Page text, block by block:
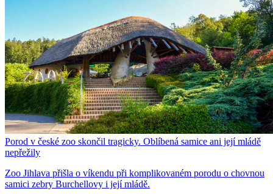
Porod v české zoo skončil tragicky. Oblíbená samice ani její mládě
nepřežily
Zoo Jihlava přišla o víkendu při komplikovaném porodu o chovnou
samici zebry Burchellovy i její mládě.